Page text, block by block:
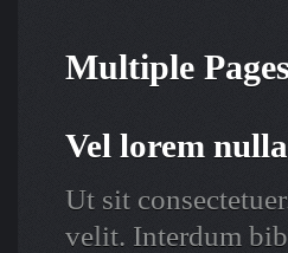
Multiple
Vel lorem
Ut sit
velit. Interdum